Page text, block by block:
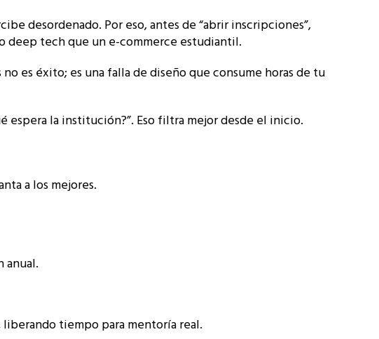
desordenado. Por eso, antes de “abrir inscripciones”,
deep tech que un e-commerce estudiantil.
es éxito; es una falla de diseño que consume horas de tu
espera la institución?”. Eso filtra mejor desde el inicio.
a los mejores.
anual.
tiempo para mentoría real.